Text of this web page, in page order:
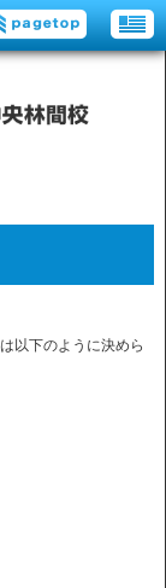
以下のように決めら